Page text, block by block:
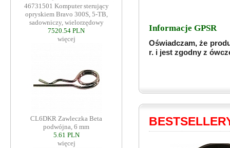
46731501 Komputer sterujący
opryskiem Bravo 300S, 5-TB,
sadowniczy, wielorzędowy
7520.54 PLN
więcej
CL6DKR Zawleczka Beta
podwójna, 6 mm
5.61 PLN
więcej
Informacje GPSR
Oświadczam, że
r. i jest zgodny z